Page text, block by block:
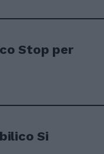
Stop per
Si